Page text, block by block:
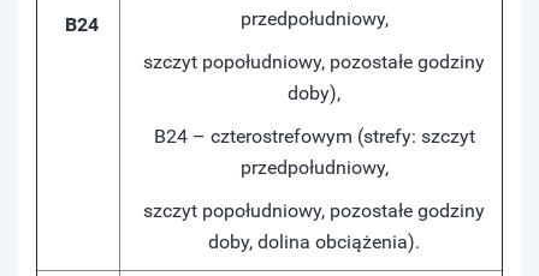
B24
przedpołudniowy,
szczyt popołudniowy, pozostałe godziny
doby),
B24 – czterostrefowym (strefy: szczyt
przedpołudniowy,
szczyt popołudniowy, pozostałe godziny
doby, dolina obciążenia).